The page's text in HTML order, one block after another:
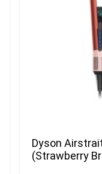
Dyson
(Strawberry